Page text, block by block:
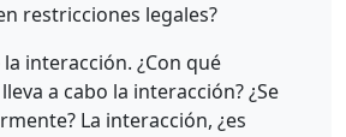
restricciones legales?
interacción. ¿Con qué
a cabo la interacción? ¿Se
La interacción, ¿es